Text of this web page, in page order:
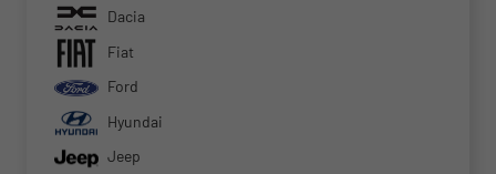
Dacia
Fiat
Ford
Hyundai
Jeep